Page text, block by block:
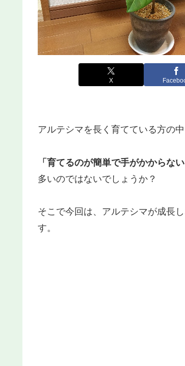
X
アルテシマを長く育てている方の中
「育てるのが簡単で手がかからな
多いのではないでしょうか？
そこで今回は、アルテシマが成長
す。